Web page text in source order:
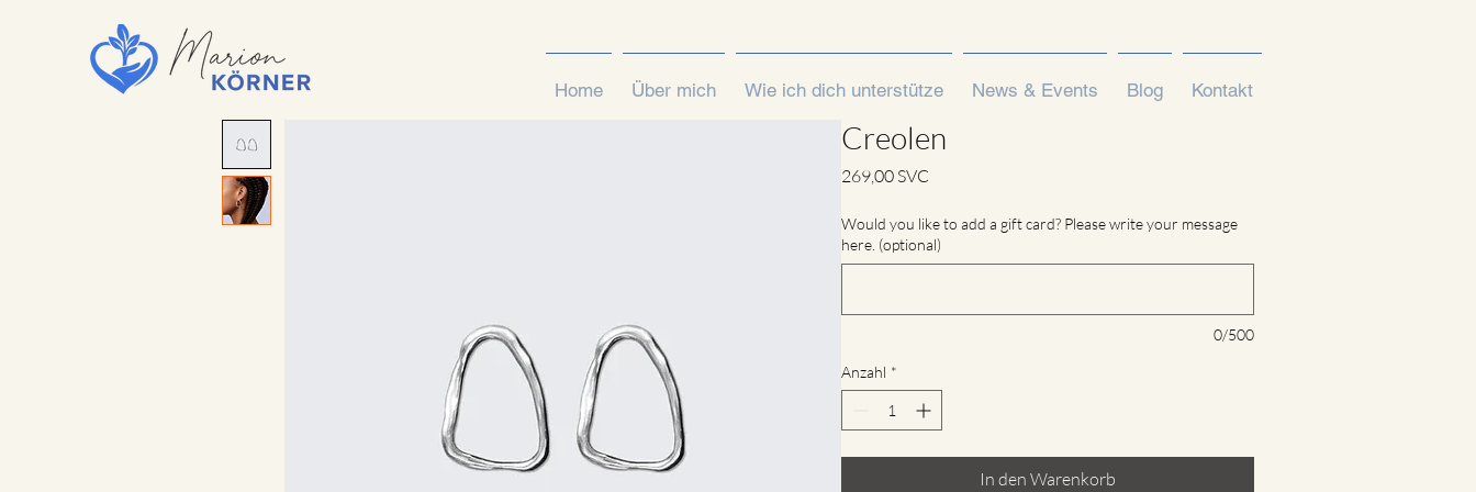
Home Über mich Wie ich dich unterstütze News & Events Blog Kontakt
Creolen
269,00 SVCPreis
Would you like to add a gift card? Please write your message
here. (optional)
0/500
Anzahl *
In den Warenkorb